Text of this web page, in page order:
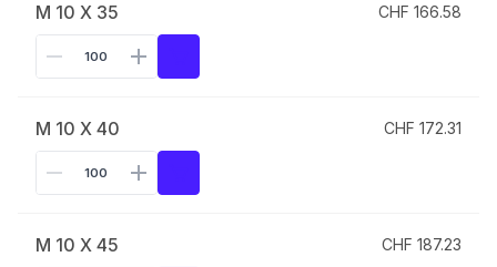
M 10 X 35 CHF 166.58
M 10 X 40 CHF 172.31
M 10 X 45 CHF 187.23